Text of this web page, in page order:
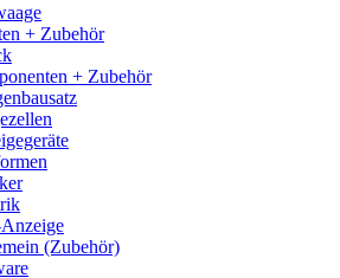
+ Zubehör
+ Zubehör
(Zubehör)